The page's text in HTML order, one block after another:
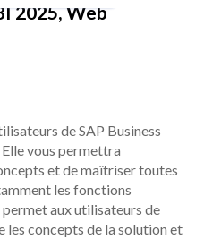
2025, Web
de SAP Business
vous permettra
et de maîtriser toutes
les fonctions
aux utilisateurs de
concepts de la solution et